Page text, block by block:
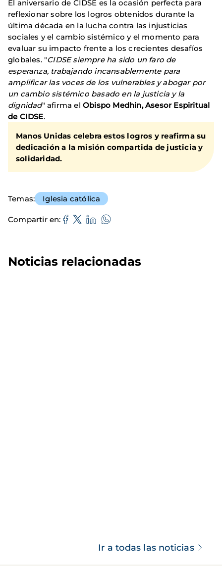
El aniversario de CIDSE es la ocasión perfecta para
reflexionar sobre los logros obtenidos durante la
última década en la lucha contra las injusticias
sociales y el cambio sistémico y el momento para
evaluar su impacto frente a los crecientes desafíos
globales. "CIDSE siempre ha sido un faro de
esperanza, trabajando incansablemente para
amplificar las voces de los vulnerables y abogar por
un cambio sistémico basado en la justicia y la
dignidad" afirma elObispo Medhin, Asesor Espiritual
de CIDSE.
Manos Unidas celebra estos logros y reafirma su
dedicación a la misión compartida de justicia y
solidaridad.
Temas Iglesia católica
Compartir en
Noticias relacionadas
Ir a todas las noticias